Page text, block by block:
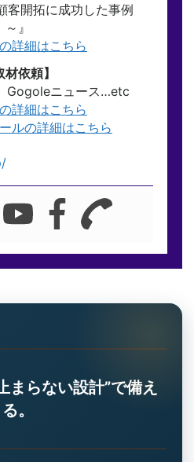
開拓に成功した事例
～』
詳細はこちら
材依頼】
Gogoleニュース…etc
詳細はこちら
ルの詳細はこちら
まらない設計”で備え
る。